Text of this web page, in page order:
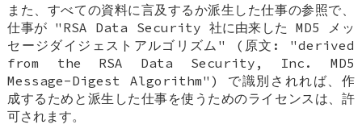
また、すべての資料に言及するか派生した仕事の参照で、
仕事が "RSA Data Security 社に由来した MD5 メッ
セージダイジェストアルゴリズム" (原文: "derived
from the RSA Data Security, Inc. MD5
Message-Digest Algorithm") で識別されれば、作
成するためと派生した仕事を使うためのライセンスは、許
可されます。